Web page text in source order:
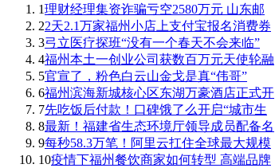
1理财经理集资诈骗亏空2580万元 山东邮
22天2.1万家福州小店上支付宝报名消费券
3弓立医疗探班“没有一个春天不会来临”
4福州本土一创业公司获数百万元天使轮融
5官宣了，粉色白云山金戈是真“伟哥”
6福州滨海新城核心区东湖万豪酒店正式开
7先吃饭后付款！口碑饿了么开启“城市生
8最新！福建省生态环境厅领导成员配备名
9每秒58.3万笔！阿里云扛住全球最大规模
10疫情下福州餐饮商家如何转型 高端品牌